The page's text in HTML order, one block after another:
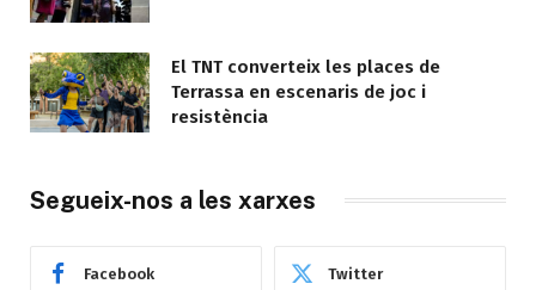
El TNT converteix les places de
Terrassa en escenaris de joc i
resistència
Segueix-nos a les xarxes
Facebook Twitter